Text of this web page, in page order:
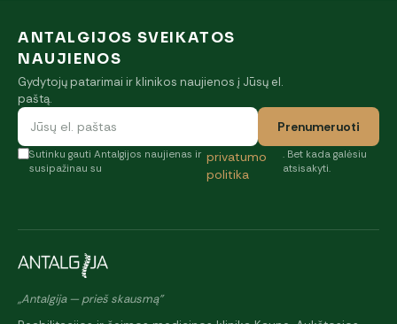
ANTALGIJOS SVEIKATOS
NAUJIENOS
Gydytojų patarimai ir klinikos naujienos į Jūsų el.
paštą.
Prenumeruoti
Sutinku gauti Antalgijos naujienas ir
susipažinau su
privatumo
politika
. Bet kada galėsiu
atsisakyti.
„Antalgija — prieš skausmą"